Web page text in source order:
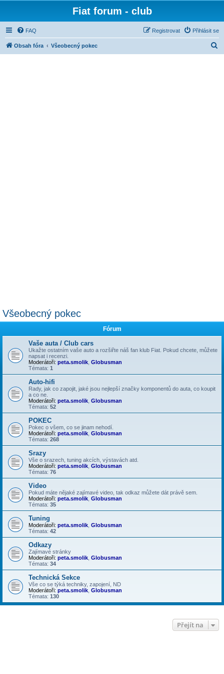
Fiat forum - club
FAQ Přihlásit se
Registrovat
Obsah fóra Všeobecný pokec
Všeobecný pokec
Fórum
Vaše auta / Club cars
Ukažte ostatním vaše auto a rozšiřte náš fan klub Fiat. Pokud chcete, můžete
napsat i recenzi.
Moderátoři: peta.smolik Globusman
Témata: 1
Auto-hifi
Rady, jak co zapojit, jaké jsou nejlepší značky komponentů do auta, co koupit
a co ne.
Moderátoři: peta.smolik Globusman
Témata: 52
POKEC
Pokec o všem, co se jinam nehodí.
Moderátoři: peta.smolik Globusman
Témata: 268
Srazy
Vše o srazech, tuning akcích, výstavách atd.
Moderátoři: peta.smolik Globusman
Témata: 76
Video
Pokud máte nějaké zajímavé video, tak odkaz můžete dát právě sem.
Moderátoři: peta.smolik Globusman
Témata: 35
Tuning
Moderátoři: peta.smolik Globusman
Témata: 42
Odkazy
Zajímavé stránky
Moderátoři: peta.smolik Globusman
Témata: 34
Technická Sekce
Vše co se týká techniky, zapojení, ND
Moderátoři: peta.smolik Globusman
Témata: 130
Přejít na